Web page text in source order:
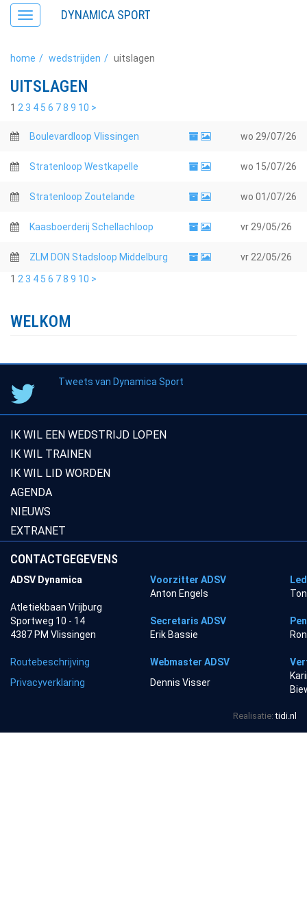
Toggle
navigation
DYNAMICA SPORT
home wedstrijden uitslagen
UITSLAGEN
1 2 3 4 5 6 78 9 10 >
Boulevardloop Vlissingen wo 29/07/26
Stratenloop Westkapelle wo 15/07/26
Stratenloop Zoutelande wo 01/07/26
Kaasboerderij Schellachloop vr 29/05/26
ZLM DON Stadsloop Middelburg vr 22/05/26
1 2 3 4 5 6 78 9 10 >
WELKOM
Tweets van Dynamica Sport
IK WIL EEN WEDSTRIJD LOPEN
IK WIL TRAINEN
IK WIL LID WORDEN
AGENDA
NIEUWS
EXTRANET
CONTACTGEGEVENS
ADSV Dynamica Voorzitter ADSV
Anton Engels
Atletiekbaan Vrijburg
Sportweg 10 - 14
Secretaris ADSV
4387 PM Vlissingen
Erik Bassie
Routebeschrijving Webmaster ADSV
Privacyverklaring
Dennis Visser
Realisatie:tidi.nl